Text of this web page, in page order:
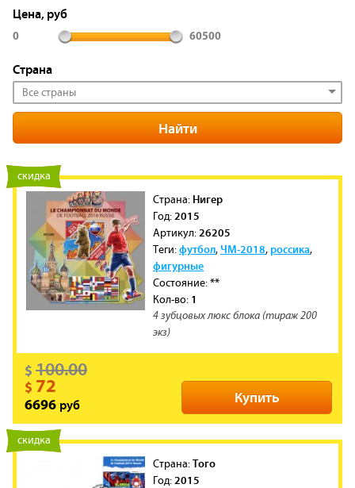
Цена, руб
0 60500
Страна
Все страны
новинка
скидка
Cтрана: Нигер
Год: 2015
Артикул: 26205
Теги:футбол,ЧМ-2018,россика,
фигурные
Состояние:**
Кол-во: 1
4 зубцовых люкс блока (тираж 200
экз)
Купить
$ 100.00
$ 72
6696 руб
новинка
скидка
Cтрана:Того
Год: 2015